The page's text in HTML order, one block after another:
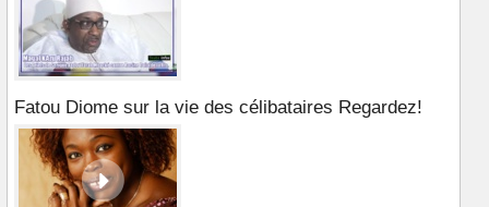
Fatou Diome sur la vie des célibataires Regardez!